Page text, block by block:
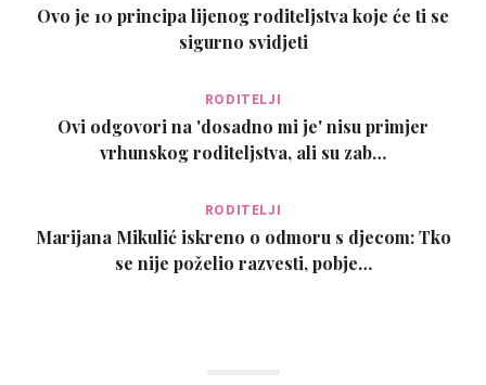
Ovo je 10 principa lijenog roditeljstva koje će ti se
sigurno svidjeti
RODITELJI
Ovi odgovori na 'dosadno mi je' nisu primjer
vrhunskog roditeljstva, ali su zab…
RODITELJI
Marijana Mikulić iskreno o odmoru s djecom: Tko
se nije poželio razvesti, pobje…